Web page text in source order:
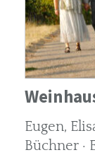
Eugen,
Büchner ·